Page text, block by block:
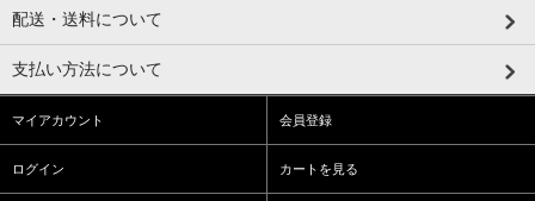
配送・送料について
支払い方法について
マイアカウント 会員登録
ログイン カートを見る